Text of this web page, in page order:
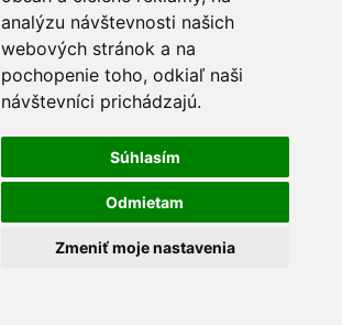
analýzu návštevnosti našich
webových stránok a na
pochopenie toho, odkiaľ naši
návštevníci prichádzajú.
Súhlasím
Odmietam
Zmeniť moje nastavenia